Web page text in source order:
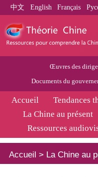
中文 English Français
Œuvres des
Documents du
Accueil Tendances
La Chine au présent
Ressources
Accueil > La Chine au